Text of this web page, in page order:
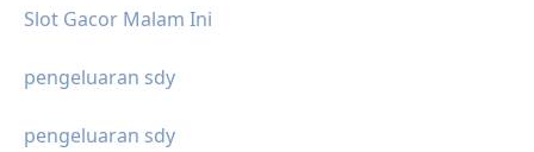
Slot Gacor Malam Ini
pengeluaran sdy
pengeluaran sdy